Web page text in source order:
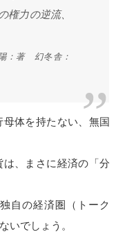
権力の逆流、
：著 幻冬舎：
体を持たない、無国
は、まさに経済の「分
自の経済圏（トーク
いでしょう。